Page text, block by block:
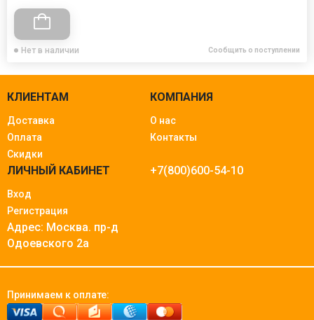
Нет в наличии Сообщить о поступлении
КЛИЕНТАМ
Доставка
Оплата
Скидки
КОМПАНИЯ
О нас
Контакты
ЛИЧНЫЙ КАБИНЕТ
Вход
Регистрация
+7(800)600-54-10
Адрес: Москва. пр-д
Одоевского 2а
Принимаем к оплате: